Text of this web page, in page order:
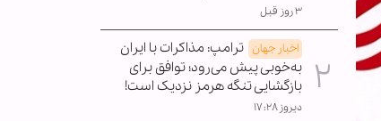
۳ روز قبل
اخبار جهان ترامپ: مذاکرات با ایران
به‌خوبی پیش می‌رود؛ توافق برای
بازگشایی تنگه هرمز نزدیک است!
دیروز ۱۷:۲۸